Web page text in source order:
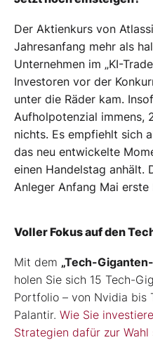
Der Aktienkurs von
Jahresanfang mehr als
Unternehmen im „KI-
Investoren vor der
unter die Räder kam.
Aufholpotenzial immens,
nichts. Es empfiehlt sich
das neu entwickelte
einen Handelstag anhält.
Anleger Anfang Mai
Voller Fokus auf den
Mit dem „Tech-
holen Sie sich 15 Tech-
Portfolio – von Nvidia bis
Palantir. Wie Sie
Strategien dafür zur